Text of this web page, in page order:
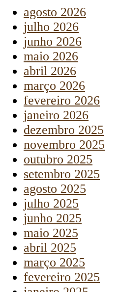
agosto 2026
julho 2026
junho 2026
maio 2026
abril 2026
março 2026
fevereiro 2026
janeiro 2026
dezembro 2025
novembro 2025
outubro 2025
setembro 2025
agosto 2025
julho 2025
junho 2025
maio 2025
abril 2025
março 2025
fevereiro 2025